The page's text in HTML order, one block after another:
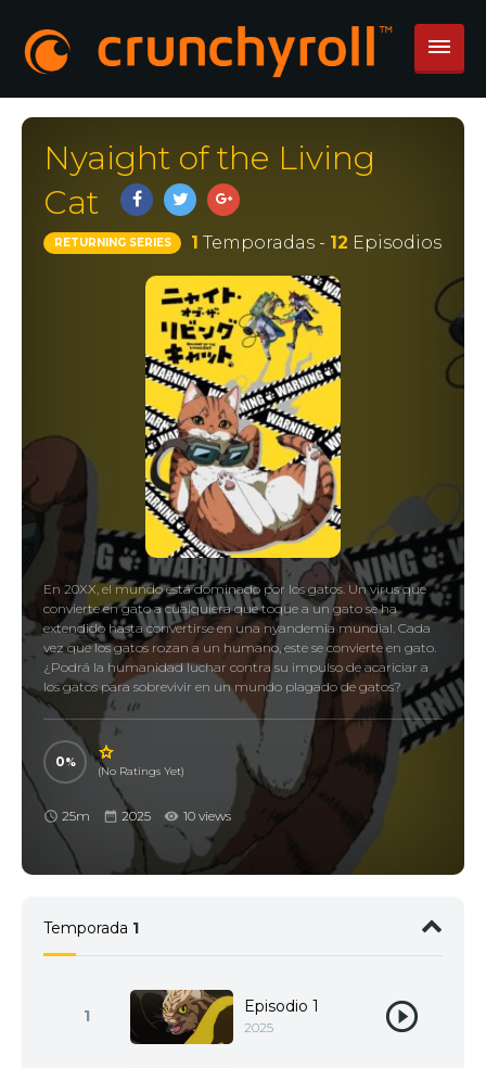
Nyaight of the Living
Cat
RETURNING SERIES 1 Temporadas - 12 Episodios
En 20XX, el mundo está dominado por los gatos. Un virus que
convierte en gato a cualquiera que toque a un gato se ha
extendido hasta convertirse en una nyandemia mundial. Cada
vez que los gatos rozan a un humano, este se convierte en gato.
¿Podrá la humanidad luchar contra su impulso de acariciar a
los gatos para sobrevivir en un mundo plagado de gatos?
0
(No Ratings Yet)
25m 2025 10 views
Temporada 1
1 Episodio 1
2025